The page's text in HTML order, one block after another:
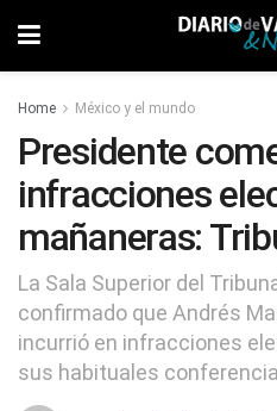
Home México y el mundo
Presidente
infracciones
mañaneras:
La Sala Superior del
confirmado que Andrés
incurrió en infracciones
sus habituales